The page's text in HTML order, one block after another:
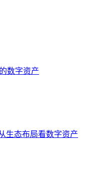
数字资产
生态布局看数字资产